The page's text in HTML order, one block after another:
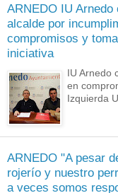
ARNEDO IU Arnedo
alcalde por
compromisos y
iniciativa
IU Arnedo
en
Izquierda
ARNEDO "A pesar
rojerío y nuestro
a veces somos